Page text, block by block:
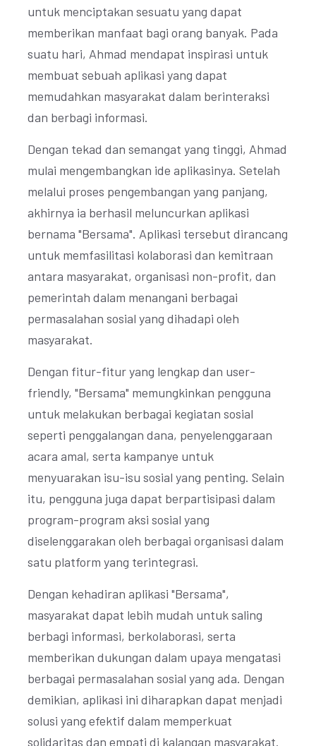
untuk menciptakan sesuatu yang dapat
memberikan manfaat bagi orang banyak. Pada
suatu hari, Ahmad mendapat inspirasi untuk
membuat sebuah aplikasi yang dapat
memudahkan masyarakat dalam berinteraksi
dan berbagi informasi.
Dengan tekad dan semangat yang tinggi, Ahmad
mulai mengembangkan ide aplikasinya. Setelah
melalui proses pengembangan yang panjang,
akhirnya ia berhasil meluncurkan aplikasi
bernama "Bersama". Aplikasi tersebut dirancang
untuk memfasilitasi kolaborasi dan kemitraan
antara masyarakat, organisasi non-profit, dan
pemerintah dalam menangani berbagai
permasalahan sosial yang dihadapi oleh
masyarakat.
Dengan fitur-fitur yang lengkap dan user-
friendly, "Bersama" memungkinkan pengguna
untuk melakukan berbagai kegiatan sosial
seperti penggalangan dana, penyelenggaraan
acara amal, serta kampanye untuk
menyuarakan isu-isu sosial yang penting. Selain
itu, pengguna juga dapat berpartisipasi dalam
program-program aksi sosial yang
diselenggarakan oleh berbagai organisasi dalam
satu platform yang terintegrasi.
Dengan kehadiran aplikasi "Bersama",
masyarakat dapat lebih mudah untuk saling
berbagi informasi, berkolaborasi, serta
memberikan dukungan dalam upaya mengatasi
berbagai permasalahan sosial yang ada. Dengan
demikian, aplikasi ini diharapkan dapat menjadi
solusi yang efektif dalam memperkuat
solidaritas dan empati di kalangan masyarakat.